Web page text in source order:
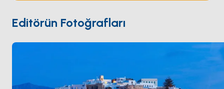
zeytinyağı, Naksos peyniri ve yavaş meyhaneleri
barındırıyor. NaxosParos'tan 90 dakika ve
Santorini'den 3 saatlik yelken mesafesinde. Sezon
Editörün Fotoğrafları